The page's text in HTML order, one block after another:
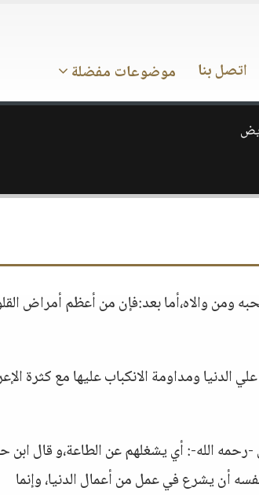
اتصل بنا موضوعات مفضلة
ومن والاه،أما بعد:فإن من أعظم أمراض
ومداومة الانكباب عليها مع كثرة
رحمه الله-: أي يشغلهم عن الطاعة،و قال ابن
أن يشرع في عمل من أعمال الدنيا، وإنما